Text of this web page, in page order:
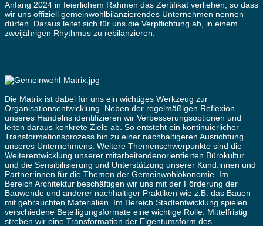
Anfang 2024 in feierlichem Rahmen das Zertifikat verliehen, so dass
wir uns offiziell gemeinwohlbilanzierendes Unternehmen nennen
dürfen. Daraus leitet sich für uns die Verpflichtung ab, in einem
zweijährigen Rhythmus zu rebilanzieren.
Die Matrix ist dabei für uns ein wichtiges Werkzeug zur
Organisationsentwicklung. Neben der regelmäßigen Reflexion
unseres Handelns identifizieren wir Verbesserungsoptionen und
leiten daraus konkrete Ziele ab. So entsteht ein kontinuierlicher
Transformationsprozess hin zu einer nachhaltigeren Ausrichtung
unseres Unternehmens. Weitere Themenschwerpunkte sind die
Weiterentwicklung unserer mitarbeitendenorientierten Bürokultur
und die Sensibilisierung und Unterstützung unserer Kund:innen und
Partner:innen für die Themen der Gemeinwohlökonomie. Im
Bereich Architektur beschäftigen wir uns mit der Förderung der
Bauwende und anderer nachhaltiger Praktiken wie z.B. das Bauen
mit gebrauchten Materialien. Im Bereich Stadtentwicklung spielen
verschiedene Beteiligungsformate eine wichtige Rolle. Mittelfristig
streben wir eine Transformation der Eigentumsform des